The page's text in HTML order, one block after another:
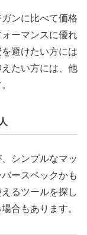
ンに比べて価格
ーマンスに優れ
避けたい方には
たい方には、他
シンプルなマッ
ースペックかも
るツールを探し
合もあります。